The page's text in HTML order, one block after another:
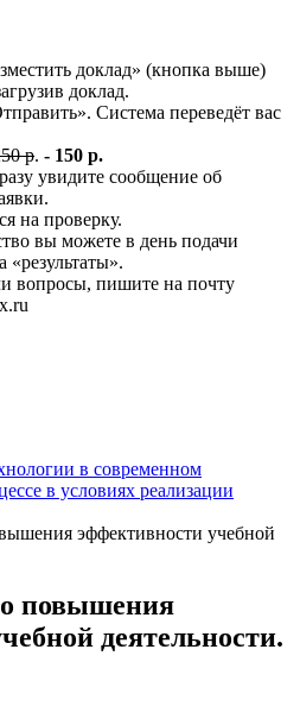
доклад» (кнопка выше)
доклад.
Система переведёт вас
р. - 150 р.
увидите сообщение об
на проверку.
вы можете в день подачи
«результаты».
вопросы, пишите на почту
в современном
в условиях реализации
эффективности учебной
повышения
деятельности.